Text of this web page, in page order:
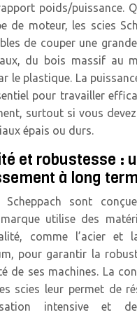
poids/puissance.
de moteur, les scies
de couper une
du bois massif au
le plastique. La
pour travailler
surtout si vous
épais ou durs.
et robustesse :
à long
Scheppach sont
utilise des
comme l’acier et
pour garantir la
de ses machines. La
scies leur permet de
intensive et